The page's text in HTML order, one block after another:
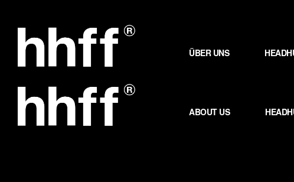
Inhalt
springen
ÜBER UNS
ABOUT US